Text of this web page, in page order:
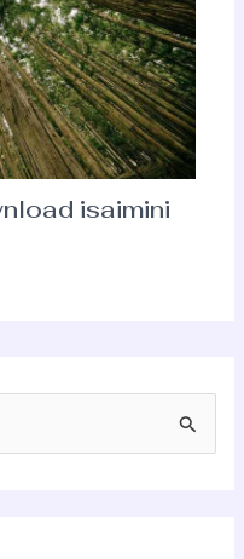
isaimini